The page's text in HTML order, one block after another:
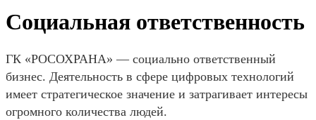
Социальная ответственность
ГК «РОСОХРАНА» — социально ответственный
бизнес. Деятельность в сфере цифровых технологий
имеет стратегическое значение и затрагивает интересы
огромного количества людей.